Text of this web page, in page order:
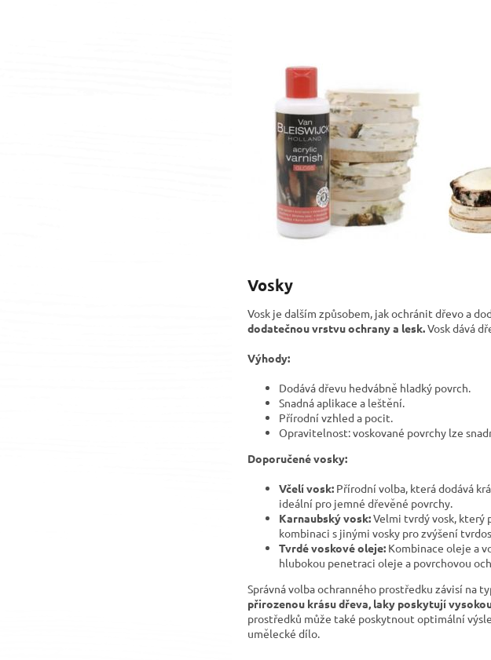
Vosky
Vosk je dalším způsobem, jak ochránit dřevo a
dodatečnou vrstvu ochrany a lesk.Vosk dává
Výhody:
Dodává dřevu hedvábně hladký povrch.
Snadná aplikace a leštění.
Přírodní vzhled a pocit.
Opravitelnost: voskované povrchy lze
Doporučené vosky:
Včelí vosk: Přírodní volba, která dodává
ideální pro jemné dřevěné povrchy.
Karnaubský vosk:Velmi tvrdý vosk, který
kombinaci s jinými vosky pro zvýšení
Tvrdé voskové oleje: Kombinace oleje a
hlubokou penetraci oleje a povrchovou
Správná volba ochranného prostředku závisí na
přirozenou krásu dřeva, laky poskytují
prostředků může také poskytnout optimální
umělecké dílo.